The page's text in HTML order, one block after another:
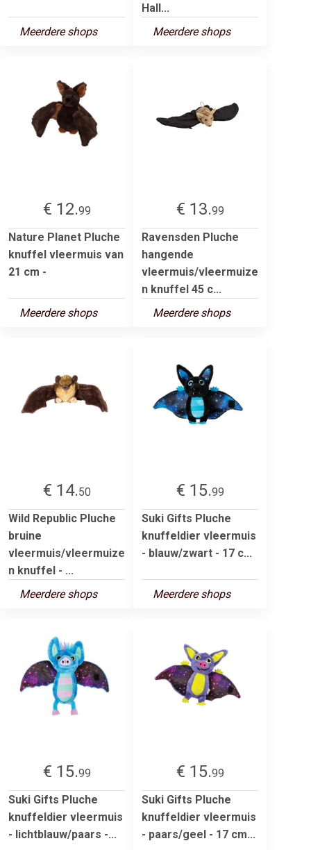
Meerdere shops
Hall...
Meerdere shops
€ 12.99
Nature Planet Pluche
knuffel vleermuis van
21 cm -
Meerdere shops
€ 13.99
Ravensden Pluche
hangende
vleermuis/vleermuize
n knuffel 45 c...
Meerdere shops
€ 14.50
Wild Republic Pluche
bruine
vleermuis/vleermuize
n knuffel - ...
Meerdere shops
€ 15.99
Suki Gifts Pluche
knuffeldier vleermuis
- blauw/zwart - 17 c...
Meerdere shops
€ 15.99
Suki Gifts Pluche
knuffeldier vleermuis
- lichtblauw/paars -...
€ 15.99
Suki Gifts Pluche
knuffeldier vleermuis
- paars/geel - 17 cm...